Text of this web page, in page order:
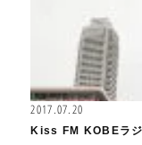
2017.07.20
Kiss FM KOBEラジ